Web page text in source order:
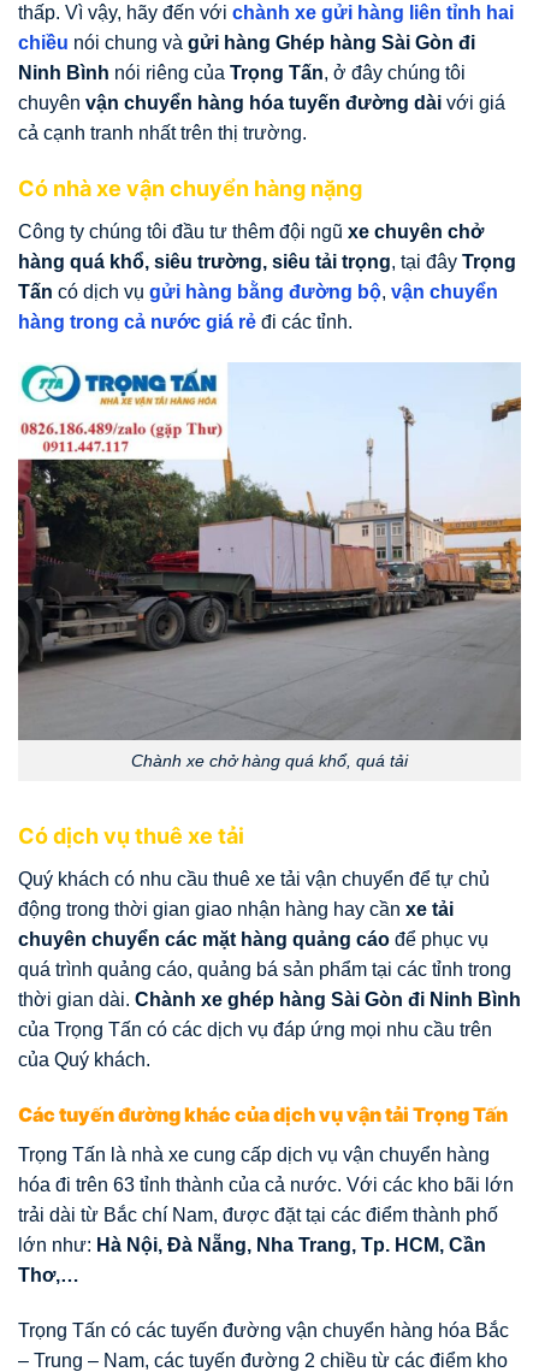
thấp. Vì vậy, hãy đến với chành xe gửi hàng liên tỉnh hai
chiều nói chung và gửi hàng Ghép hàng Sài Gòn đi
Ninh Bình nói riêng của Trọng Tấn, ở đây chúng tôi
chuyên vận chuyển hàng hóa tuyến đường dài với giá
cả cạnh tranh nhất trên thị trường.
Có nhà xe vận chuyển hàng nặng
Công ty chúng tôi đầu tư thêm đội ngũ xe chuyên chở
hàng quá khổ, siêu trường, siêu tải trọng, tại đây Trọng
Tấn có dịch vụ gửi hàng bằng đường bộ, vận chuyển
hàng trong cả nước giá rẻ đi các tỉnh.
Chành xe chở hàng quá khổ, quá tải
Có dịch vụ thuê xe tải
Quý khách có nhu cầu thuê xe tải vận chuyển để tự chủ
động trong thời gian giao nhận hàng hay cần xe tải
chuyên chuyển các mặt hàng quảng cáo để phục vụ
quá trình quảng cáo, quảng bá sản phẩm tại các tỉnh trong
thời gian dài. Chành xe ghép hàng Sài Gòn đi Ninh Bình
của Trọng Tấn có các dịch vụ đáp ứng mọi nhu cầu trên
của Quý khách.
Các tuyến đường khác của dịch vụ vận tải Trọng Tấn
Trọng Tấn là nhà xe cung cấp dịch vụ vận chuyển hàng
hóa đi trên 63 tỉnh thành của cả nước. Với các kho bãi lớn
trải dài từ Bắc chí Nam, được đặt tại các điểm thành phố
lớn như: Hà Nội, Đà Nẵng, Nha Trang, Tp. HCM, Cần
Thơ,…
Trọng Tấn có các tuyến đường vận chuyển hàng hóa Bắc
– Trung – Nam, các tuyến đường 2 chiều từ các điểm kho